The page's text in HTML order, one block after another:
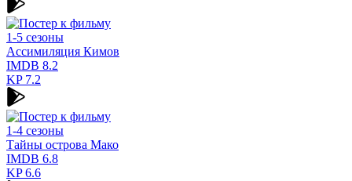
1-5 сезоны
Ассимиляция Кимов
IMDB 8.2
KP7.2
1-4 сезоны
Тайны острова Мако
IMDB 6.8
KP6.6